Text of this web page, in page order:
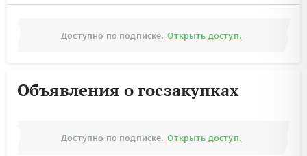
Доступно по подписке. Открыть доступ.
Объявления о госзакупках
Доступно по подписке. Открыть доступ.